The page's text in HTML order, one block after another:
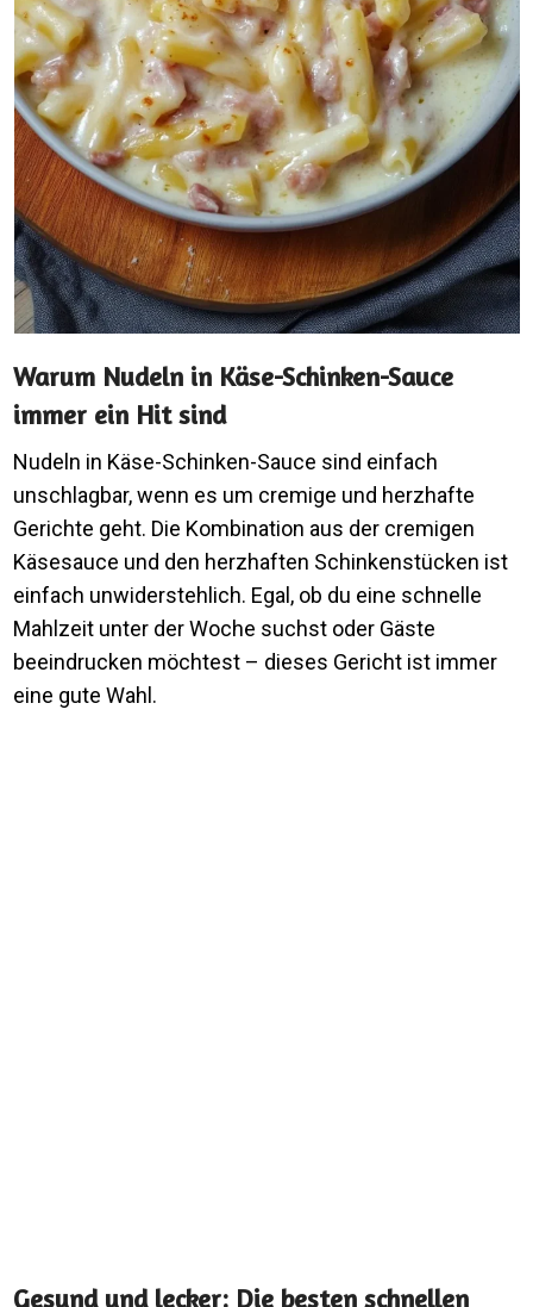
Warum Nudeln in Käse-Schinken-Sauce
immer ein Hit sind
Nudeln in Käse-Schinken-Sauce sind einfach
unschlagbar, wenn es um cremige und herzhafte
Gerichte geht. Die Kombination aus der cremigen
Käsesauce und den herzhaften Schinkenstücken ist
einfach unwiderstehlich. Egal, ob du eine schnelle
Mahlzeit unter der Woche suchst oder Gäste
beeindrucken möchtest – dieses Gericht ist immer
eine gute Wahl.
Gesund und lecker: Die besten schnellen